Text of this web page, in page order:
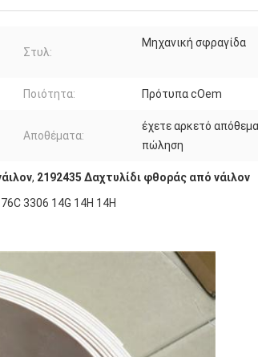
Στυλ:
Μηχανική σφραγίδα
Ποιότητα: Πρότυπα cOem
Αποθέματα:
έχετε αρκετό
πώληση
, 2192435 Δαχτυλίδι φθοράς από νάιλον
3306 14G 14H 14H